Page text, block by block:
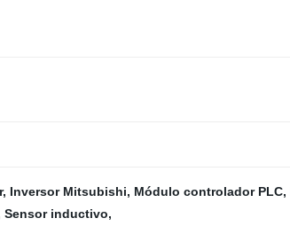
, Inversor Mitsubishi, Módulo controlador PLC,
Sensor inductivo,